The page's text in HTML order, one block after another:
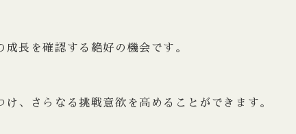
長を確認する絶好の機会です。
、さらなる挑戦意欲を高めることができます。